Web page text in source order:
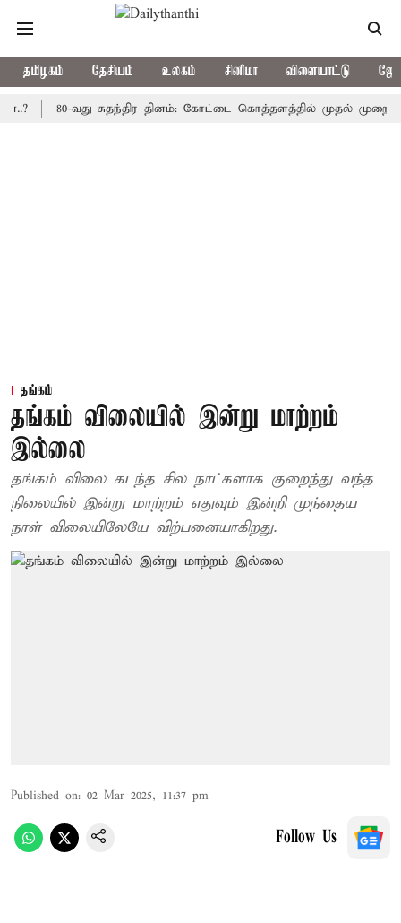
தமிழகம் தேசியம் உலகம் சினிமா விளையாட்டு
80-வது சுதந்திர தினம்: கோட்டை கொத்தளத்தில் முதல் முறையாக
தங்கம்
தங்கம் விலையில் இன்று மாற்றம்
இல்லை
தங்கம் விலை கடந்த சில நாட்களாக குறைந்து வந்த
நிலையில் இன்று மாற்றம் எதுவும் இன்றி முந்தைய
நாள் விலையிலேயே விற்பனையாகிறது.
Published on: 02 Mar 2025, 11:37 pm
Follow Us